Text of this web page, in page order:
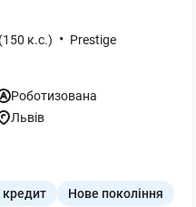
к.с.) • Prestige
Роботизована
Львів
Нове покоління